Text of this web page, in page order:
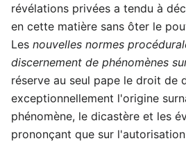
révélations privées a tendu à
en cette matière sans ôter le
Les nouvelles normes
discernement de phénomènes
réserve au seul pape le droit de
exceptionnellement l'origine
phénomène, le dicastère et les
prononçant que sur